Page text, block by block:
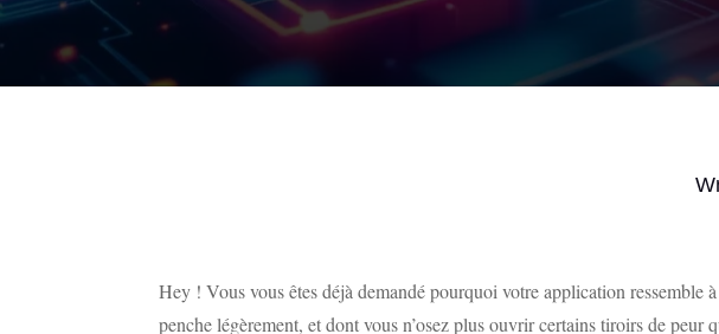
Hey ! Vous vous êtes déjà demandé pourquoi votre application
penche légèrement, et dont vous n’osez plus ouvrir certains tiroirs de